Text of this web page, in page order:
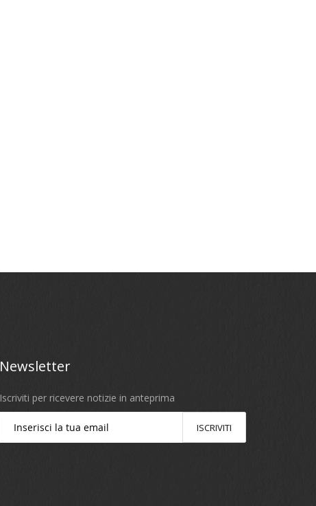
Newsletter
Iscriviti per ricevere notizie in anteprima
ISCRIVITI